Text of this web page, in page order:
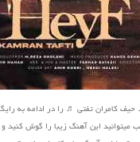
♬ را در ادامه به رایگان و با سرعت بالا
میتوانید این آهنگ زیبا را گوش کنید